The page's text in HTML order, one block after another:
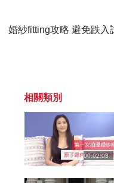
婚紗fitting攻略 避免跌入
相關類別
00:02:03